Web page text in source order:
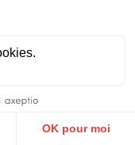
bancaire